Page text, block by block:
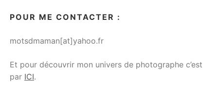
POUR ME CONTACTER :
motsdmaman[at]yahoo.fr
Et pour découvrir mon univers de photographe c’est
par ICI.